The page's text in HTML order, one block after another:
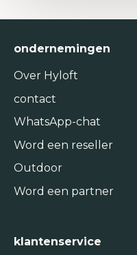
ondernemingen
Over Hyloft
contact
WhatsApp-chat
Word een reseller
Outdoor
Word een partner
klantenservice